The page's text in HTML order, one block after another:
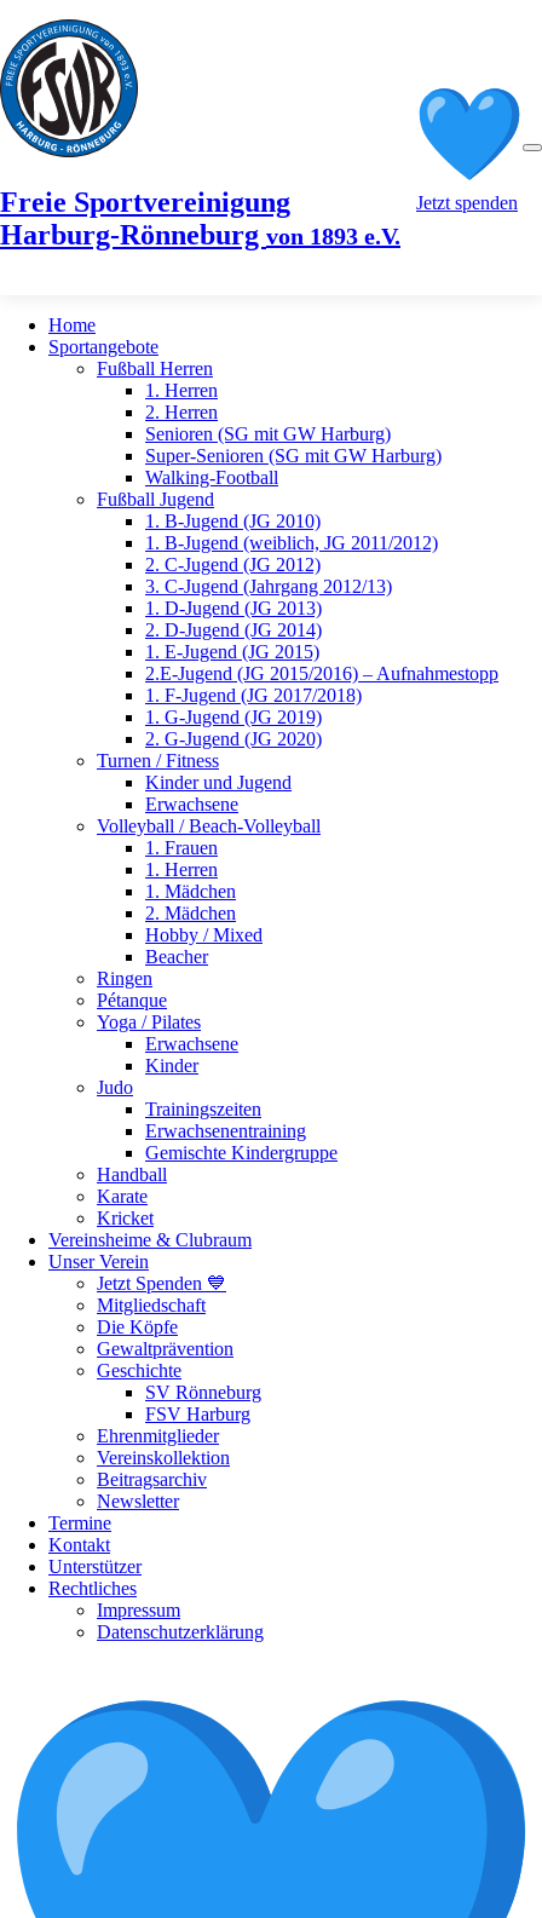
Freie Sportvereinigung
Harburg-Rönneburg von 1893 e.V.
Jetzt spenden
Home
Sportangebote
Fußball Herren
1. Herren
2. Herren
Senioren (SG mit GW Harburg)
Super-Senioren (SG mit GW Harburg)
Walking-Football
Fußball Jugend
1. B-Jugend (JG 2010)
1. B-Jugend (weiblich, JG 2011/2012)
2. C-Jugend (JG 2012)
3. C-Jugend (Jahrgang 2012/13)
1. D-Jugend (JG 2013)
2. D-Jugend (JG 2014)
1. E-Jugend (JG 2015)
2.E-Jugend (JG 2015/2016) – Aufnahmestopp
1. F-Jugend (JG 2017/2018)
1. G-Jugend (JG 2019)
2. G-Jugend (JG 2020)
Turnen / Fitness
Kinder und Jugend
Erwachsene
Volleyball / Beach-Volleyball
1. Frauen
1. Herren
1. Mädchen
2. Mädchen
Hobby / Mixed
Beacher
Ringen
Pétanque
Yoga / Pilates
Erwachsene
Kinder
Judo
Trainingszeiten
Erwachsenentraining
Gemischte Kindergruppe
Handball
Karate
Kricket
Vereinsheime & Clubraum
Unser Verein
Jetzt Spenden 💙
Mitgliedschaft
Die Köpfe
Gewaltprävention
Geschichte
SV Rönneburg
FSV Harburg
Ehrenmitglieder
Vereinskollektion
Beitragsarchiv
Newsletter
Termine
Kontakt
Unterstützer
Rechtliches
Impressum
Datenschutzerklärung